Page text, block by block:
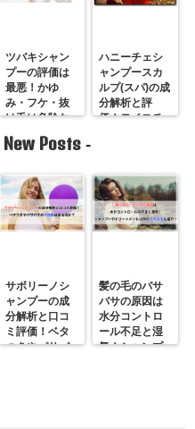
ツバキシャン
プーの評価は
最悪！かゆ
み・フケ・抜
け毛は危険な
い？
ハニーチェシ
ャンプースカ
ルプ(スパ)の成
分解析と評
価！モイスチ
New Posts -
サボリーノシ
ャンプーの成
分解析と口コ
ミ評価！ベタ
つきやパサパ
髪の毛のバサ
バサの原因は
水分コントロ
ール不足と湿
気！シャンプ